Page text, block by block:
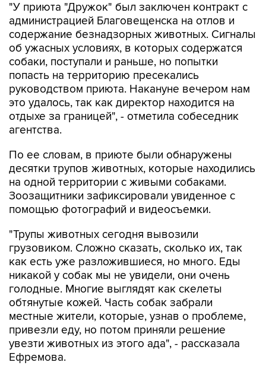
"У приюта "Дружок" был заключен контракт с
администрацией Благовещенска на отлов и
содержание безнадзорных животных. Сигналы
об ужасных условиях, в которых содержатся
собаки, поступали и раньше, но попытки
попасть на территорию пресекались
руководством приюта. Накануне вечером нам
это удалось, так как директор находится на
отдыхе за границей", - отметила собеседник
агентства.
По ее словам, в приюте были обнаружены
десятки трупов животных, которые находились
на одной территории с живыми собаками.
Зоозащитники зафиксировали увиденное с
помощью фотографий и видеосъемки.
"Трупы животных сегодня вывозили
грузовиком. Сложно сказать, сколько их, так
как есть уже разложившиеся, но много. Еды
никакой у собак мы не увидели, они очень
голодные. Многие выглядят как скелеты
обтянутые кожей. Часть собак забрали
местные жители, которые, узнав о проблеме,
привезли еду, но потом приняли решение
увезти животных из этого ада", - рассказала
Ефремова.